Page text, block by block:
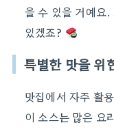
을 수 있을 거예요
있겠죠?
특별한 맛을 위
맛집에서 자주 활
이 소스는 많은 요